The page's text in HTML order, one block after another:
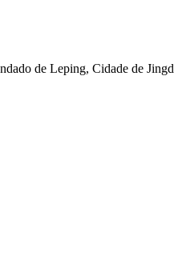
de Leping, Cidade de